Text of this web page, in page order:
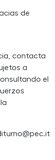
de
contacta
a
el